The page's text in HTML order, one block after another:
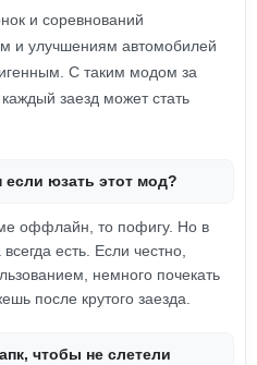
и соревнований
и улучшениям автомобилей
С таким модом за
заезд может стать
юзать этот мод?
оффлайн, то пофигу. Но в
есть. Если честно,
немного почекать
после крутого заезда.
чтобы не слетели